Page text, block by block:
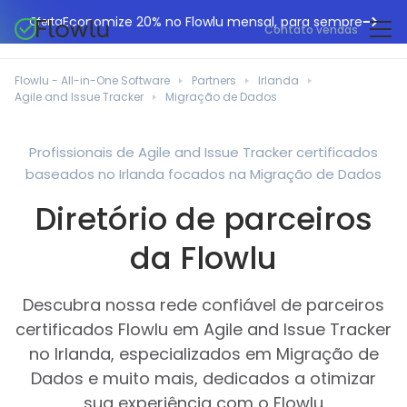
OfertaEconomize 20% no Flowlu mensal, para sempre
Contato vendas
Gestão de projetos
Faturação online
Ferramentas de colaboração
Gestão financeira
Projetos ágeis
Base de conhecimento
Agências de marketing
Departamentos de TI
Profissionais jurídicos
Instituições educacionais
Empresas de fabrico
Pequenos negócios
Planeadores de eventos
Central de ajuda
Blogue Flowlu
Estudos de caso
Casos de utilização
Ferramentas gratuitas
Português
Flowlu - All-in-One Software Partners
Irlanda
Agile and Issue Tracker
Migração de Dados
Profissionais de Agile and Issue Tracker certificados
baseados no Irlanda focados na Migração de Dados
Diretório de parceiros
da Flowlu
Descubra nossa rede confiável de parceiros
certificados Flowlu em Agile and Issue Tracker
no Irlanda, especializados em Migração de
Dados e muito mais, dedicados a otimizar